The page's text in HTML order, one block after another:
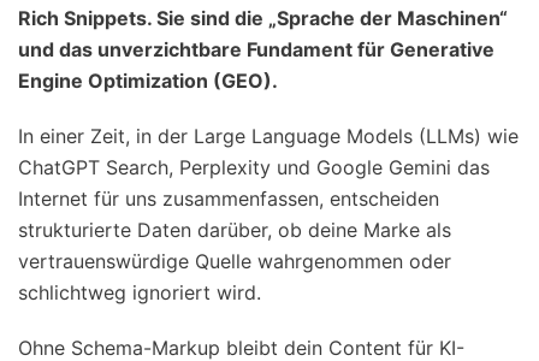
Rich Snippets. Sie sind die „Sprache der Maschinen“
und das unverzichtbare Fundament für Generative
Engine Optimization (GEO).
In einer Zeit, in der Large Language Models (LLMs) wie
ChatGPT Search, Perplexity und Google Gemini das
Internet für uns zusammenfassen, entscheiden
strukturierte Daten darüber, ob deine Marke als
vertrauenswürdige Quelle wahrgenommen oder
schlichtweg ignoriert wird.
Ohne Schema-Markup bleibt dein Content für KI-